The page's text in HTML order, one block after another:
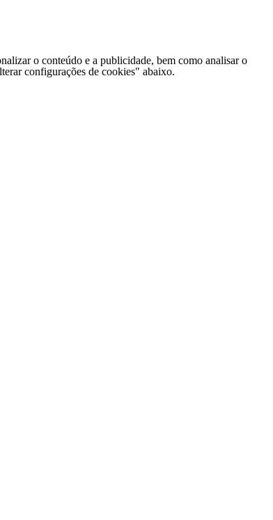
o conteúdo e a publicidade, bem como analisar o
configurações de cookies" abaixo.